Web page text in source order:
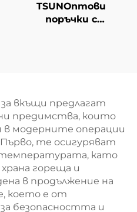
TSUNОптови
поръчки с
за екранна печат за
Нова година/
Кристемас, упаковка
за транспорт на
храна
вкъщи предлагат
предимства, които
в модерните операции
Първо, те осигуряват
температурата, като
гореща и
в продължение на
което е от
безопасността и